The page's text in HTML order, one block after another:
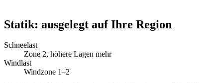
Statik: ausgelegt auf Ihre Region
Schneelast
Zone 2, höhere Lagen mehr
Windlast
Windzone 1–2